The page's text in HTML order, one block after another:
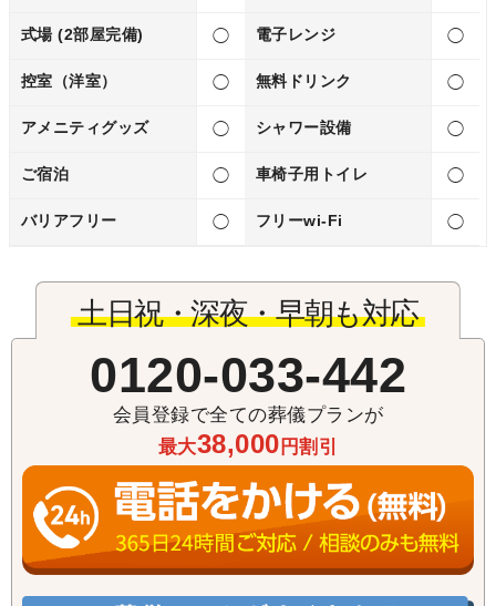
式場 (2部屋完備) ◯ 電子レンジ ◯
控室（洋室） ◯ 無料ドリンク ◯
アメニティグッズ ◯ シャワー設備 ◯
ご宿泊 ◯ 車椅子用トイレ ◯
バリアフリー ◯ フリーwi‐Fi ◯
土日祝・深夜・早朝も対応
0120-033-442
会員登録で全ての葬儀プランが
最大38,000 円割引